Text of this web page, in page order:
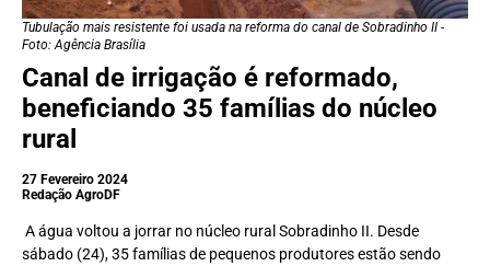
Tubulação mais resistente foi usada na reforma do canal de Sobradinho II -
Foto: Agência Brasília
Canal de irrigação é reformado,
beneficiando 35 famílias do núcleo
rural
27 Fevereiro 2024
Redação AgroDF
A água voltou a jorrar no núcleo rural Sobradinho II. Desde
sábado (24), 35 famílias de pequenos produtores estão sendo